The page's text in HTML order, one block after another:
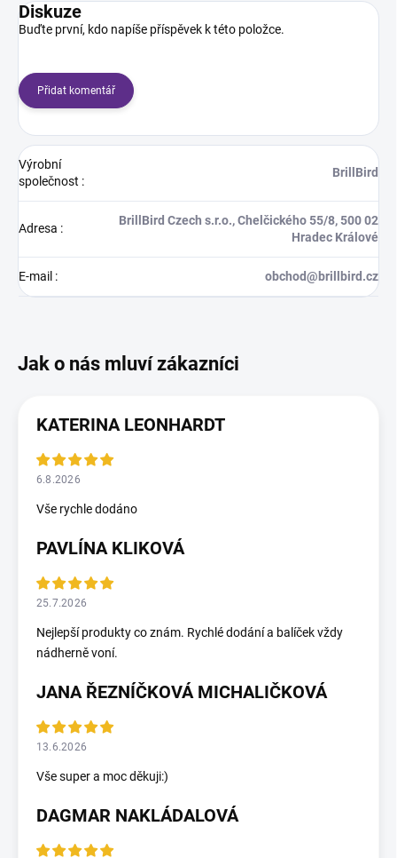
Diskuze
Buďte první, kdo napíše příspěvek k této položce.
Přidat komentář
Výrobní
společnost :
BrillBird
Adresa :
BrillBird Czech s.r.o., Chelčického 55/8, 500 02
Hradec Králové
E-mail : obchod@brillbird.cz
KATERINA LEONHARDT
6.8.2026
Vše rychle dodáno
PAVLÍNA KLIKOVÁ
25.7.2026
Nejlepší produkty co znám. Rychlé dodání a balíček vždy
nádherně voní.
JANA ŘEZNÍČKOVÁ MICHALIČKOVÁ
13.6.2026
Vše super a moc děkuji:)
DAGMAR NAKLÁDALOVÁ